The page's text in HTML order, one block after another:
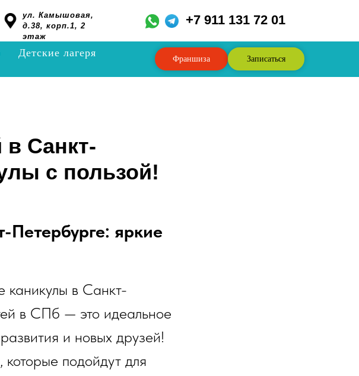
ул. Камышовая,
д.38, корп.1, 2
этаж
+7 911 131 72 01
Детские лагеря
Франшиза Записаться
в Санкт-
с пользой!
Петербурге: яркие
каникулы в Санкт-
в СПб — это идеальное
и новых друзей!
подойдут для